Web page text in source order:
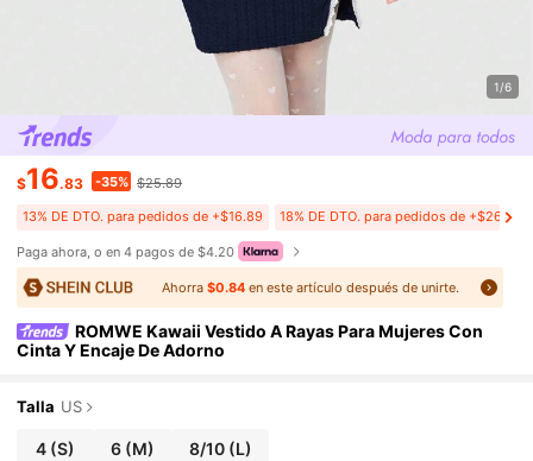
1/6
$16.83 -35% $25.89
13% DE DTO. para pedidos de +$16.89 18% DE DTO. para pedidos de +$26.89
Paga ahora, o en 4 pagos de $4.20
Ahorra $0.84en este artículo después de unirte.
ROMWE Kawaii Vestido A Rayas Para Mujeres Con
Cinta Y Encaje De Adorno
Talla US
4 (S) 6 (M) 8/10(L)